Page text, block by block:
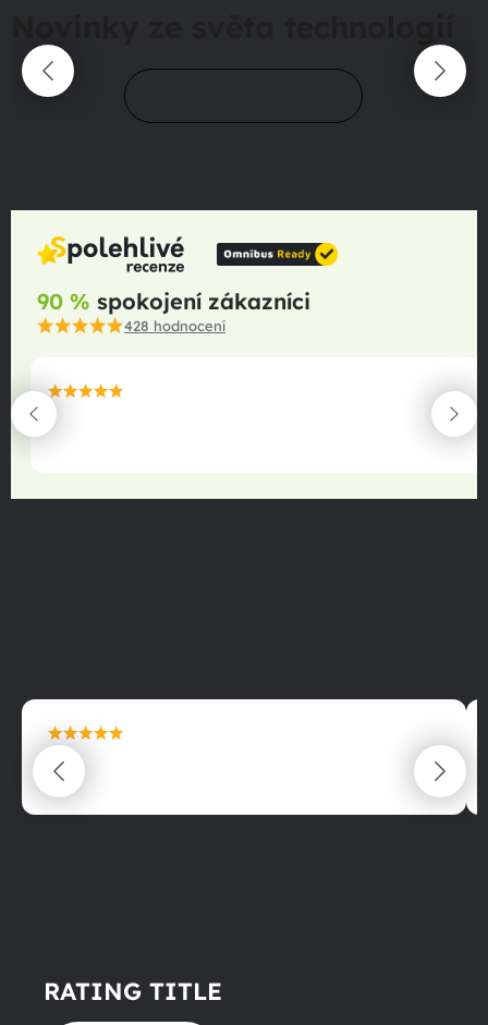
90 % spokojení zákazníci
428 hodnocení
maximální spokojenost
22.06.2025
maximální spokojenost
22.06.2025
RATING TITLE